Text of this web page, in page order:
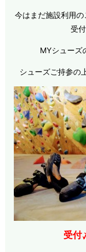
今はまだ施設利用
受
MYシューズ
シューズご持参の
受